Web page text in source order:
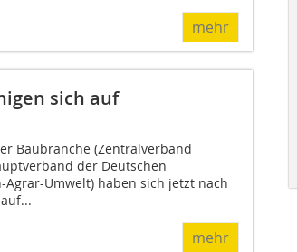
mehr
sich auf
Baubranche (Zentralverband
der Deutschen
Umwelt) haben sich jetzt nach
mehr